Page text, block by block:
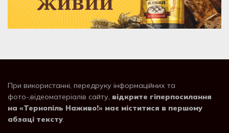
При використанні, передруку інформаційних та
фото-,відеоматеріалів сайту, відкрите гіперпосилання
на «Тернопіль Наживо!» має міститися в першому
абзаці тексту.